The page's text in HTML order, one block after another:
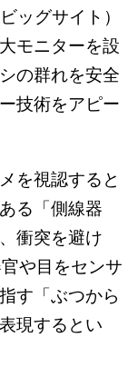
ッグサイト）
モニターを設
の群れを安全
技術をアピー
を視認すると
る「側線器
衝突を避け
や目をセンサ
す「ぶつから
現するとい